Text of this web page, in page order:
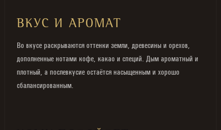
ВКУС И АРОМАТ
Во вкусе раскрываются оттенки земли, древесины и орехов,
дополненные нотами кофе, какао и специй. Дым ароматный и
плотный, а послевкусие остаётся насыщенным и хорошо
сбалансированным.